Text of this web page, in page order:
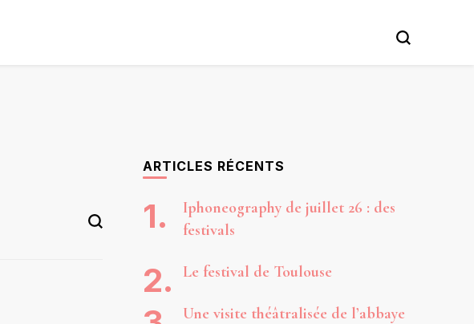
ARTICLES RÉCENTS
Iphoneography de juillet 26 : des
festivals
Le festival de Toulouse
Une visite théâtralisée de l’abbaye